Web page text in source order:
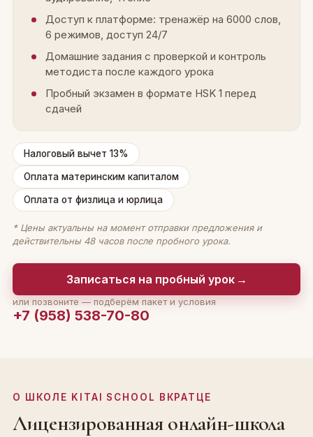
Доступ к платформе: тренажёр на 6000 слов,
6 режимов, доступ 24/7
Домашние задания с проверкой и контроль
методиста после каждого урока
Пробный экзамен в формате HSK 1 перед
сдачей
Налоговый вычет 13%
Оплата материнским капиталом
Оплата от физлица и юрлица
* Цены актуальны на момент отправки предложения и
действительны 48 часов после пробного урока.
Записаться на пробный урок →
или позвоните — подберём пакет и условия
+7 (958) 538-70-80
О ШКОЛЕ KITAI SCHOOL ВКРАТЦЕ
Лицензированная онлайн-школа